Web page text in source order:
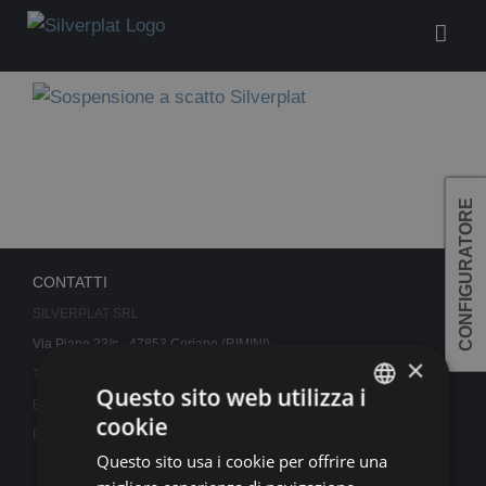
CONFIGURATORE
Salta
contenuto
CONTATTI
SILVERPLAT SRL
Via Piane 23/c - 47853 Coriano (RIMINI)
Telefono:
info@silverplat.com
P. IVA 04420520407 REA: RN 410350
ENGLISH
×
Questo sito web utilizza i
cookie
Questo sito usa i cookie per offrire una